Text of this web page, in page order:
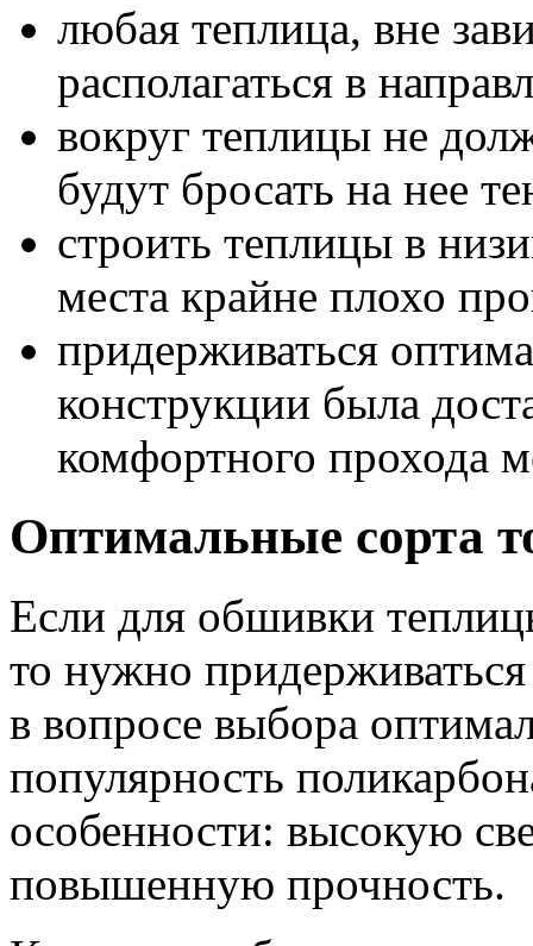
любая теплица, вне
располагаться в
вокруг теплицы не
будут бросать на нее
строить теплицы в
места крайне плохо
придерживаться
конструкции была
комфортного прохода
Оптимальные сорта
Если для обшивки
то нужно
в вопросе выбора
популярность
особенности: высокую
повышенную прочность.